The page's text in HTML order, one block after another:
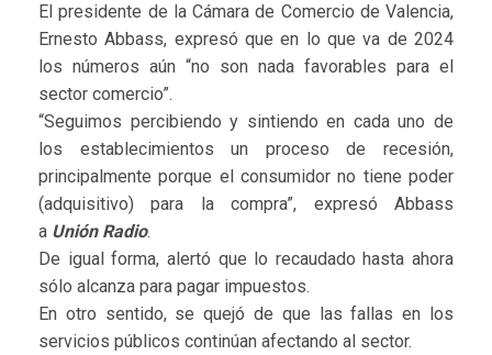
El presidente de la Cámara de Comercio de Valencia,
Ernesto Abbass, expresó que en lo que va de 2024
los números aún “no son nada favorables para el
sector comercio”.
“Seguimos percibiendo y sintiendo en cada uno de
los establecimientos un proceso de recesión,
principalmente porque el consumidor no tiene poder
(adquisitivo) para la compra”, expresó Abbass
a Unión Radio.
De igual forma, alertó que lo recaudado hasta ahora
sólo alcanza para pagar impuestos.
En otro sentido, se quejó de que las fallas en los
servicios públicos continúan afectando al sector.